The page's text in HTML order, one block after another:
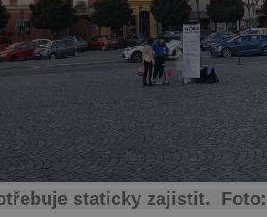
staticky zajistit.